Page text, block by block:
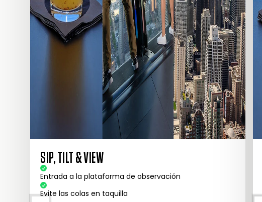
SIP, TILT & VIEW
Entrada a la plataforma de observación
Evite las colas en taquilla